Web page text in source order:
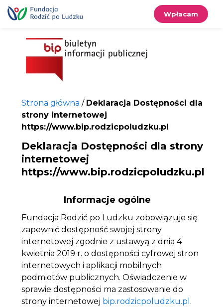
treści
Wpłacam
Strona główna / Deklaracja Dostępności dla
strony internetowej
https://www.bip.rodzicpoludzku.pl
Deklaracja Dostępności dla strony
internetowej
https://www.bip.rodzicpoludzku.pl
Informacje ogólne
Fundacja Rodzić po Ludzku zobowiązuje się
zapewnić dostępność swojej strony
internetowej zgodnie z ustawyą z dnia 4
kwietnia 2019 r. o dostępności cyfrowej stron
internetowych i aplikacji mobilnych
podmiotów publicznych. Oświadczenie w
sprawie dostępności ma zastosowanie do
strony internetowej bip.rodzicpoludzku.pl .